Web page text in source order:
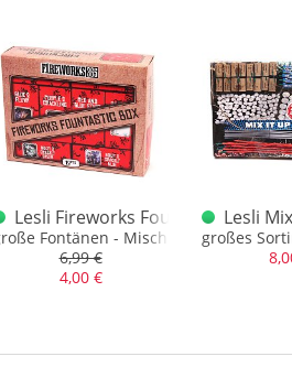
Lesli Fireworks Fountastic Box XL
Fontänen - Mischung, 12 XL
6,99 €
4,00 €
Lesli
großes